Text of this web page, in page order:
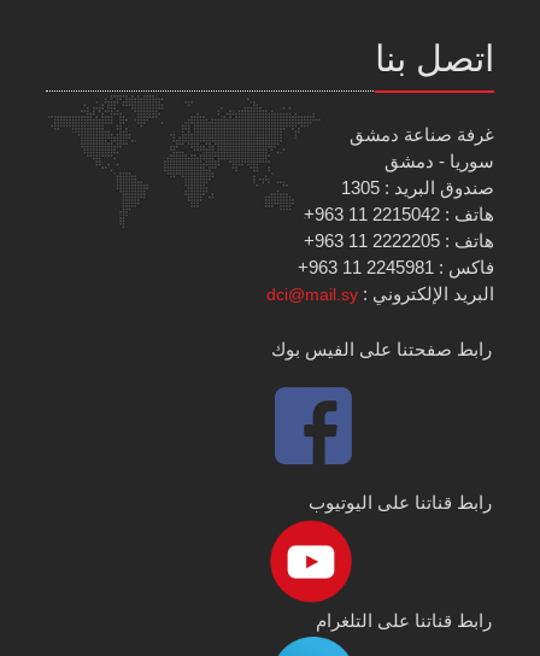
اتصل بنا
غرفة صناعة دمشق
سوريا - دمشق
صندوق البريد : 1305
هاتف : 2215042 11 963+
هاتف : 2222205 11 963+
فاكس : 2245981 11 963+
البريد الإلكتروني :dci@mail.sy
رابط صفحتنا على الفيس بوك
رابط قناتنا على اليوتيوب
رابط قناتنا على التلغرام